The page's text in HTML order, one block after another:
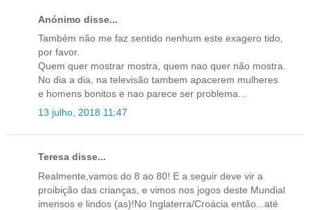
Anónimo disse...
Também não me faz sentido nenhum este exagero tido,
por favor.
Quem quer mostrar mostra, quem nao quer não mostra.
No dia a dia, na televisão tambem apacerem mulheres
e homens bonitos e nao parece ser problema...
13 julho, 2018 11:47
Teresa disse...
Realmente,vamos do 8 ao 80! E a seguir deve vir a
proibição das crianças, e vimos nos jogos deste Mundial
imensos e lindos (as)!No Inglaterra/Croácia então...até